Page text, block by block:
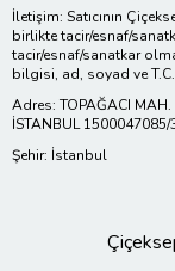
İletişim: Satıcının
birlikte tacir/esnaf/
tacir/esnaf/sanatkar
bilgisi, ad, soyad ve
Adres: TOPAĞACI
İSTANBUL 1500047085/
Şehir: İstanbul